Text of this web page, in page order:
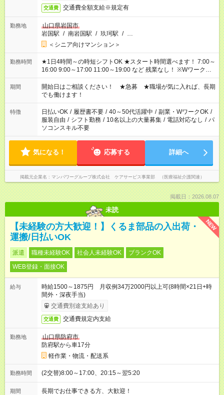
交通費 交通費全額支給※規定有
勤務地
山口県岩国市
岩国駅 / 南岩国駅 / 玖珂駅 / …
＜シニア向けマンション＞
勤務時間
★1日4時間～の時短シフトOK ★スタート時間選べます！ 7:00～
16:00 9:00～17:00 11:00～19:00 など 残業なし！ ※Wワークの
場合、他のお仕事と合わせ週40時間超の就業はご案内できませ
ん ※法令に基づき、週20時間以上勤務は社会保険への加入対象
となります ※労働者派遣法（日雇い派遣の原則禁止）により、
短時間・短期間の就業はご案内が難しい場合があります
期間
開始日はご相談ください！ ★急募 ★職場が気に入れば、長期
でも働けます！
特徴 日払いOK / 履歴書不要 / 40～50代活躍中 / 副業・WワークOK /
服装自由 / シフト勤務 / 10名以上の大量募集 / 電話対応なし / パ
ソコンスキル不要
気になる！ 応募する 詳細へ
掲載元企業名 マンパワーグループ株式会社 ケアサービス事業部 （医療福祉介護関連）
掲載日：2026.08.07
未読
NEW
【未経験の方大歓迎！】くるま部品の入出荷・
運搬/日払いOK
派遣 職種未経験OK 社会人未経験OK
ブランクOK
WEB登録・面接OK
給与
時給1500～1875円 月収例34万2000円以上可(8時間×21日+時
間外・深夜手当)
交通費別途支給あり
交通費 交通費規定内支給
勤務地
山口県防府市
防府駅から車17分
軽作業・物流・配送系
勤務時間 (2交替)8:00～17:00、20:15～翌5:20
期間 長期でお仕事できる方、大歓迎！